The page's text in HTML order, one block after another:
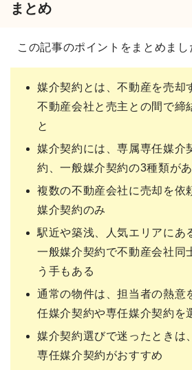
まとめ
この記事のポイントをまとめまし
媒介契約とは、不動産を売却
不動産会社と売主との間で締
と
媒介契約には、専属専任媒介
約、一般媒介契約の3種類が
複数の不動産会社に売却を依
媒介契約のみ
駅近や築浅、人気エリアにあ
一般媒介契約で不動産会社同
う手もある
通常の物件は、担当者の熱意
任媒介契約や専任媒介契約を
媒介契約選びで迷ったときは
専任媒介契約がおすすめ